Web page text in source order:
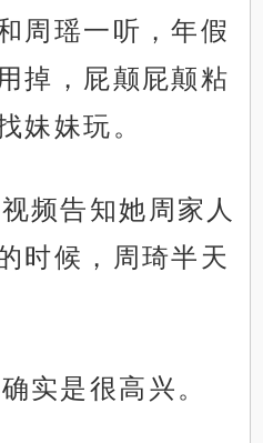
周瑶一听，年假
掉，屁颠屁颠粘
妹妹玩。
频告知她周家人
时候，周琦半天
实是很高兴。